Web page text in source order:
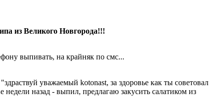
из Великого Новгорода!!!
выпивать, на крайняк по смс...
уважаемый kotonast, за здоровье как ты советовал
назад - выпил, предлагаю закусить салатиком из